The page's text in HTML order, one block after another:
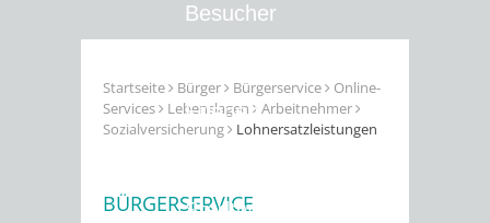
Besucher
Erleben
Stadtwerke
Startseite Bürger Bürgerservice
Online-
Services
Lebenslagen
Arbeitnehmer
Sozialversicherung
Lohnersatzleistungen
BÜRGERSERVICE